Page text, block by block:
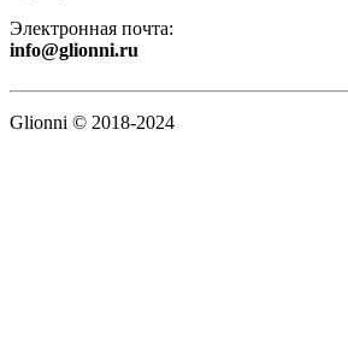
Электронная почта:
info@glionni.ru
Glionni © 2018-2024